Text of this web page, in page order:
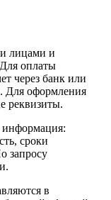
лицами и
оплаты
через банк или
Для оформления
реквизиты.
информация:
сроки
запросу
в